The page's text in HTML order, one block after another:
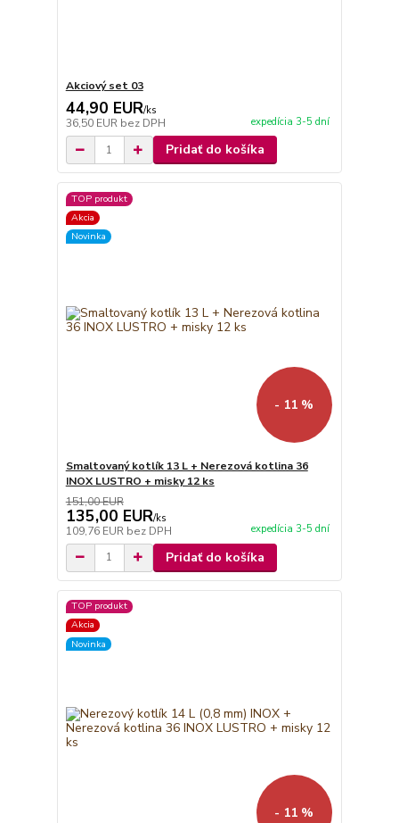
Akciový set 03
44,90 EUR/ks
36,50 EUR bez DPH expedícia 3-5 dní
Pridať do košíka
TOP produkt
Akcia
Novinka
- 11 %
Smaltovaný kotlík 13 L + Nerezová kotlina 36
INOX LUSTRO + misky 12 ks
151,00 EUR
135,00 EUR/ks
109,76 EUR bez DPH expedícia 3-5 dní
Pridať do košíka
TOP produkt
Akcia
Novinka
- 11 %